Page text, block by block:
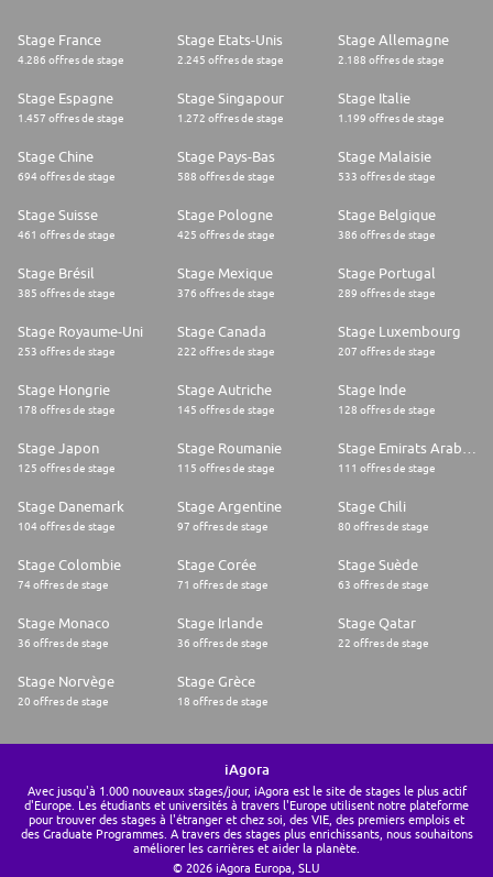
Stage France
4.286 offres de stage
Stage Etats-Unis
2.245 offres de stage
Stage Allemagne
2.188 offres de stage
Stage Espagne
1.457 offres de stage
Stage Singapour
1.272 offres de stage
Stage Italie
1.199 offres de stage
Stage Chine
694 offres de stage
Stage Pays-Bas
588 offres de stage
Stage Malaisie
533 offres de stage
Stage Suisse
461 offres de stage
Stage Pologne
425 offres de stage
Stage Belgique
386 offres de stage
Stage Brésil
385 offres de stage
Stage Mexique
376 offres de stage
Stage Portugal
289 offres de stage
Stage Royaume-Uni
253 offres de stage
Stage Canada
222 offres de stage
Stage Luxembourg
207 offres de stage
Stage Hongrie
178 offres de stage
Stage Autriche
145 offres de stage
Stage Inde
128 offres de stage
Stage Japon
125 offres de stage
Stage Roumanie
115 offres de stage 111 offres de stage
Stage Danemark
104 offres de stage
Stage Argentine
97 offres de stage
Stage Chili
80 offres de stage
Stage Colombie
74 offres de stage
Stage Corée
71 offres de stage
Stage Suède
63 offres de stage
Stage Monaco
36 offres de stage
Stage Irlande
36 offres de stage
Stage Qatar
22 offres de stage
Stage Norvège
20 offres de stage
Stage Grèce
18 offres de stage
iAgora
Avec jusqu'à 1.000 nouveaux stages/jour, iAgora est le site de stages le plus actif
d'Europe. Les étudiants et universités à travers l'Europe utilisent notre plateforme
pour trouver des stages à l'étranger et chez soi, des VIE, des premiers emplois et
des Graduate Programmes. A travers des stages plus enrichissants, nous souhaitons
améliorer les carrières et aider la planète.
© 2026 iAgora Europa, SLU